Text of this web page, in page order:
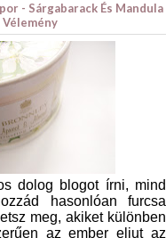
- Sárgabarack És Mandula
Vélemény
dolog blogot írni, mind
hasonlóan furcsa
meg, akiket különben
az ember eljut az